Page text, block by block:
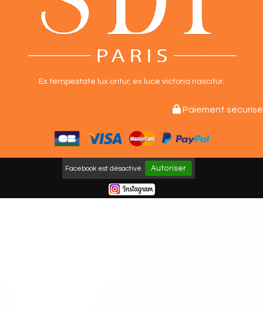
Ex tempestate lux oritur, ex luce victoria nascitur.
Paiement sécurisé
Facebook est désactivé. Autoriser